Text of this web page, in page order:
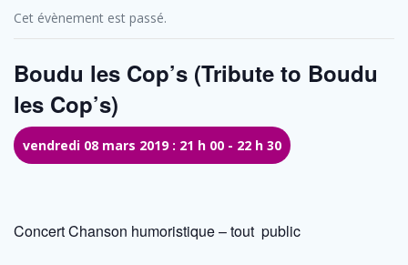
Cet évènement est passé.
Boudu les Cop’s (Tribute to Boudu
les Cop’s)
vendredi 08 mars 2019 : 21 h 00 - 22 h 30
Concert Chanson humoristique – tout public